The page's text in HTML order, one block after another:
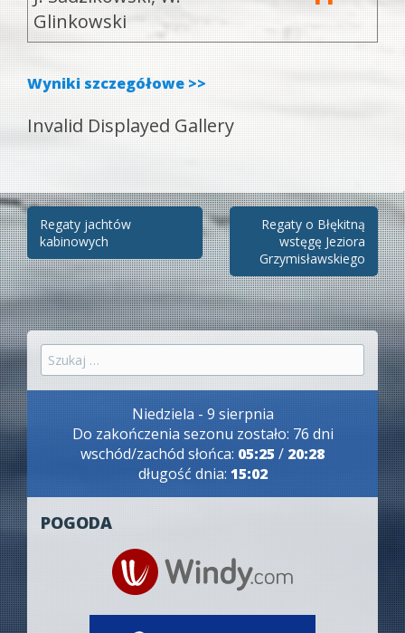
Glinkowski
Wyniki szczegółowe >>
Invalid Displayed Gallery
Zobacz
wpisy
Regaty jachtów
kabinowych
Regaty o Błękitną
wstęgę Jeziora
Grzymisławskiego
Szukaj:
Niedziela - 9 sierpnia
Do zakończenia sezonu zostało: 76 dni
wschód/zachód słońca: 05:25 / 20:28
długość dnia: 15:02
POGODA